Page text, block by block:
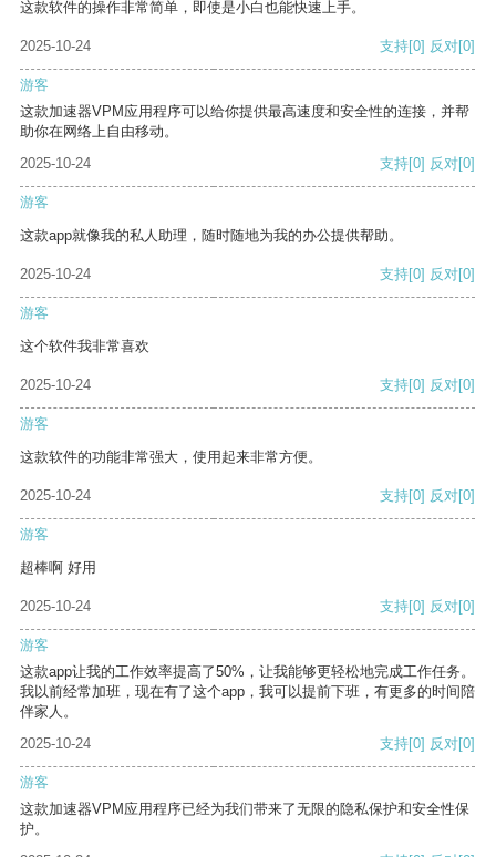
这款软件的操作非常简单，即使是小白也能快速上手。
2025-10-24 支持[0] 反对[0]
游客
这款加速器VPM应用程序可以给你提供最高速度和安全性的连接，并帮
助你在网络上自由移动。
2025-10-24
支持[0] 反对[0]
游客
这款app就像我的私人助理，随时随地为我的办公提供帮助。
2025-10-24 支持[0] 反对[0]
游客
这个软件我非常喜欢
2025-10-24 支持[0] 反对[0]
游客
这款软件的功能非常强大，使用起来非常方便。
2025-10-24 支持[0] 反对[0]
游客
超棒啊 好用
2025-10-24 支持[0] 反对[0]
游客
这款app让我的工作效率提高了50%，让我能够更轻松地完成工作任务。
我以前经常加班，现在有了这个app，我可以提前下班，有更多的时间陪
伴家人。
2025-10-24
支持[0] 反对[0]
游客
这款加速器VPM应用程序已经为我们带来了无限的隐私保护和安全性保
护。